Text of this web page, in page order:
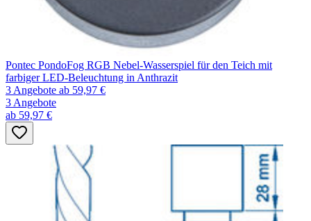
Pontec PondoFog RGB Nebel-Wasserspiel für den Teich mit
farbiger LED-Beleuchtung in Anthrazit
3 Angebote ab 59,97 €
3 Angebote
ab 59,97 €